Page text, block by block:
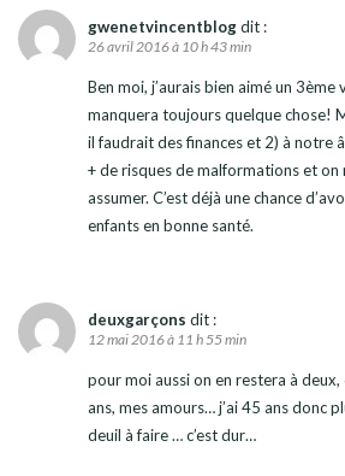
gwenetvincentblogdit :
26 avril 2016 à 10 h 43 min
Ben moi, j’aurais bien aimé un 3ème
manquera toujours quelque chose!
il faudrait des finances et 2) à notre
+ de risques de malformations et on
assumer. C’est déjà une chance
enfants en bonne santé.
deuxgarçons dit :
12 mai 2016 à 11 h 55 min
pour moi aussi on en restera à
ans, mes amours… j’ai 45 ans donc
deuil à faire … c’est dur…